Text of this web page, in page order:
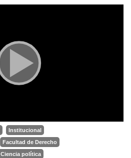
Institucional
Facultad de Derecho
Ciencia política